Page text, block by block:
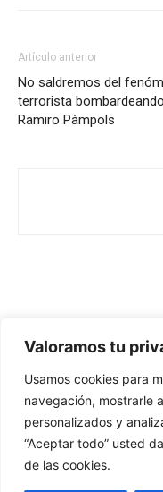
Valoramos tu
Usamos cookies para
navegación, mostrarle
personalizados y
“Aceptar todo” usted
de las cookies.
Artículo anterior
No saldremos del
terrorista
Ramiro Pàmpols
Redes Cristianas
Una mirada alternativa
- Colectivos de Redes